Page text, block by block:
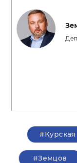
#Курская
#Земцов